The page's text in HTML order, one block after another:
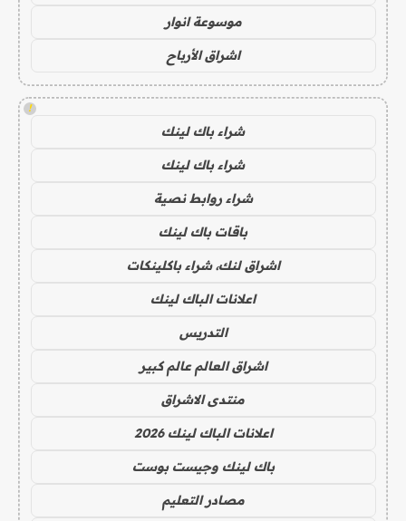
موسوعة انوار
اشراق الأرباح
!
شراء باك لينك
شراء باك لينك
شراء روابط نصية
باقات باك لينك
اشراق لنك، شراء باكلينكات
اعلانات الباك لينك
التدريس
اشراق العالم عالم كبير
منتدى الاشراق
اعلانات الباك لينك 2026
باك لينك وجيست بوست
مصادر التعليم